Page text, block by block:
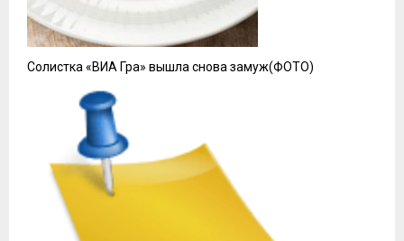
Солистка «ВИА Гра» вышла снова замуж(ФОТО)